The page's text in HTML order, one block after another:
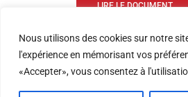
Nous utilisons des cookies sur notre
l'expérience en mémorisant vos
«Accepter», vous consentez à
LIRE LE DOCUMENT
SUIVEZ-NOUS SUR